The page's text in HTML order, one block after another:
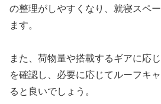
の整理がしやすくなり、就寝スペ
ます。
また、荷物量や搭載するギアに応
を確認し、必要に応じてルーフキ
ると良いでしょう。